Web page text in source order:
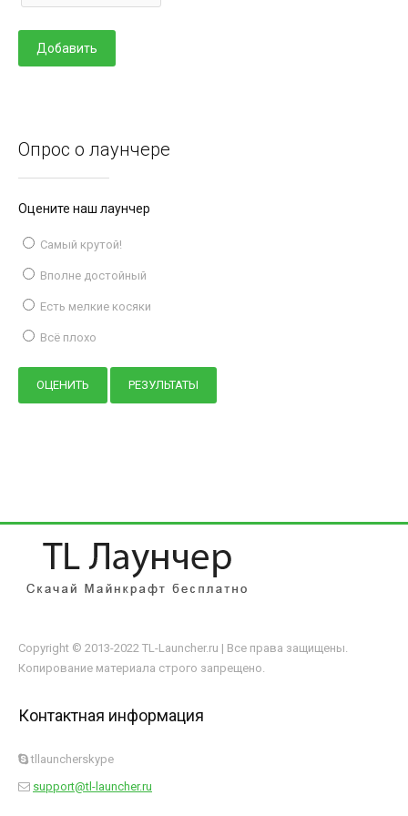
Опрос о лаунчере
Оцените наш лаунчер
Самый крутой!
Вполне достойный
Есть мелкие косяки
Всё плохо
Copyright © 2013-2022 TL-Launcher.ru | Все права защищены.
Копирование материала строго запрещено.
Контактная информация
tllauncherskype
support@tl-launcher.ru